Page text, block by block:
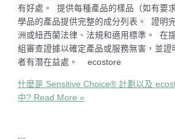
有好處。 提供每種產品的樣品（如有要
學品的產品提供完整的成分列表。 證明
洲或紐西蘭法律、法規和適用標準。 在
組審查證據以確定產品或服務無害，並證
者有潛在益處。 ecostore
什麼是 Sensitive Choice® 計劃以及
中? Read More »